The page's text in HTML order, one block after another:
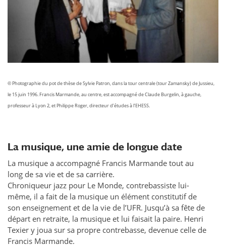
© Photographie du pot de thèse de Sylvie Patron, dans la tour centrale (tour Zamansky) de Jussieu,
le 15 juin 1996. Francis Marmande, au centre, est accompagné de Claude Burgelin, à gauche,
professeur à Lyon 2, et Philippe Roger, directeur d’études à l’EHESS.
La musique, une amie de longue date
La musique a accompagné Francis Marmande tout au
long de sa vie et de sa carrière.
Chroniqueur jazz pour Le Monde, contrebassiste lui-
même, il a fait de la musique un élément constitutif de
son enseignement et de la vie de l’UFR. Jusqu’à sa fête de
départ en retraite, la musique et lui faisait la paire. Henri
Texier y joua sur sa propre contrebasse, devenue celle de
Francis Marmande.